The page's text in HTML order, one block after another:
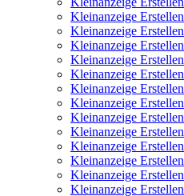
Kleinanzeige Erstellen
Kleinanzeige Erstellen
Kleinanzeige Erstellen
Kleinanzeige Erstellen
Kleinanzeige Erstellen
Kleinanzeige Erstellen
Kleinanzeige Erstellen
Kleinanzeige Erstellen
Kleinanzeige Erstellen
Kleinanzeige Erstellen
Kleinanzeige Erstellen
Kleinanzeige Erstellen
Kleinanzeige Erstellen